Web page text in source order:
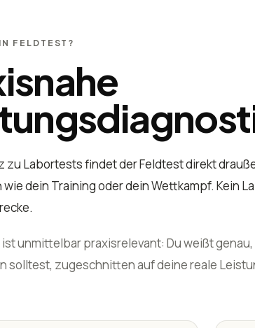
FELDTEST?
zu Labortests findet der Feldtest direkt
dein Training oder dein Wettkampf. Kein
ist unmittelbar praxisrelevant: Du weißt
solltest, zugeschnitten auf deine reale